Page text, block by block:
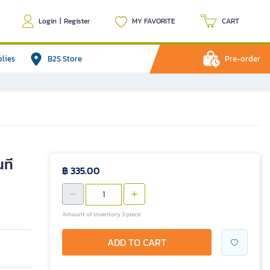
Login | Register MY FAVORITE CART
B2S Store Pre-order
ที ฿ 335.00
Amount of inventory 3 piece
ADD TO CART